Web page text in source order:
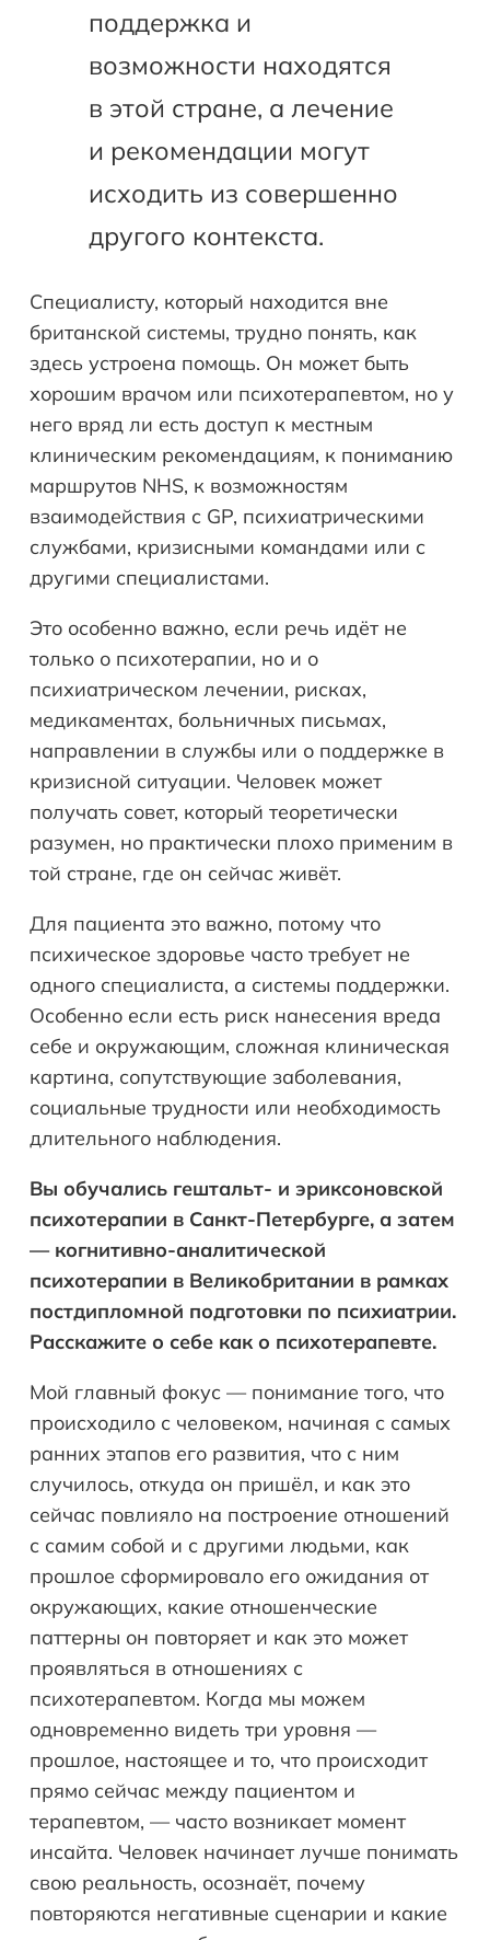
поддержка и
возможности находятся
в этой стране, а лечение
и рекомендации могут
исходить из совершенно
другого контекста.
Специалисту, который находится вне
британской системы, трудно понять, как
здесь устроена помощь. Он может быть
хорошим врачом или психотерапевтом, но у
него вряд ли есть доступ к местным
клиническим рекомендациям, к пониманию
маршрутов NHS, к возможностям
взаимодействия с GP, психиатрическими
службами, кризисными командами или с
другими специалистами.
Это особенно важно, если речь идёт не
только о психотерапии, но и о
психиатрическом лечении, рисках,
медикаментах, больничных письмах,
направлении в службы или о поддержке в
кризисной ситуации. Человек может
получать совет, который теоретически
разумен, но практически плохо применим в
той стране, где он сейчас живёт.
Для пациента это важно, потому что
психическое здоровье часто требует не
одного специалиста, а системы поддержки.
Особенно если есть риск нанесения вреда
себе и окружающим, сложная клиническая
картина, сопутствующие заболевания,
социальные трудности или необходимость
длительного наблюдения.
Вы обучались гештальт- и эриксоновской
психотерапии в Санкт-Петербурге, а затем
— когнитивно-аналитической
психотерапии в Великобритании в рамках
постдипломной подготовки по психиатрии.
Расскажите о себе как о психотерапевте.
Мой главный фокус — понимание того, что
происходило с человеком, начиная с самых
ранних этапов его развития, что с ним
случилось, откуда он пришёл, и как это
сейчас повлияло на построение отношений
с самим собой и с другими людьми, как
прошлое сформировало его ожидания от
окружающих, какие отношенческие
паттерны он повторяет и как это может
проявляться в отношениях с
психотерапевтом. Когда мы можем
одновременно видеть три уровня —
прошлое, настоящее и то, что происходит
прямо сейчас между пациентом и
терапевтом, — часто возникает момент
инсайта. Человек начинает лучше понимать
свою реальность, осознаёт, почему
повторяются негативные сценарии и какие